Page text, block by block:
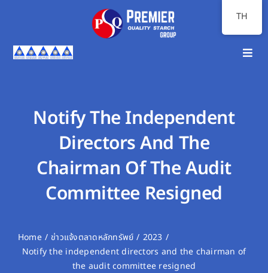
เกี่ยวกับเรา
ภาพรวมธุรกิจ
นักลงทุนสัมพันธ์
ความยั่งยืน
สื่อสารองค์กร
Notify The Independent
Directors And The
Chairman Of The Audit
Committee Resigned
Home ข่าวแจ้งตลาดหลักทรัพย์
2023
Notify the independent directors and the chairman of
the audit committee resigned
TH